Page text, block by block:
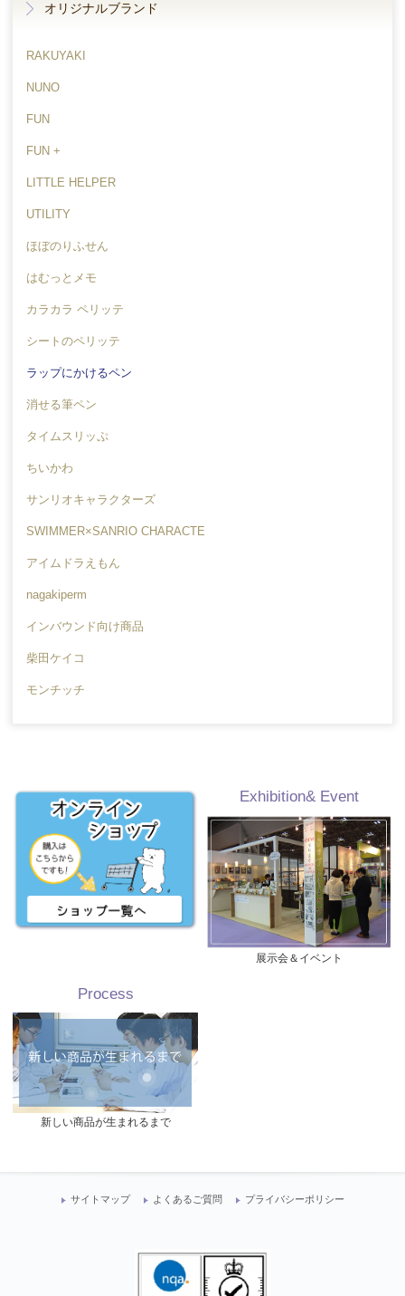
オリジナルブランド
RAKUYAKI
NUNO
FUN
FUN +
LITTLE HELPER
UTILITY
ほぼのりふせん
はむっとメモ
カラカラ ペリッテ
シートのペリッテ
ラップにかけるペン
消せる筆ペン
タイムスリッぷ
ちいかわ
サンリオキャラクターズ
SWIMMER×SANRIO CHARACTE
RSアイムドラえもん
nagakiperm
インバウンド向け商品
柴田ケイコ
モンチッチ
Exhibition& Event
展示会＆イベント
Process
新しい商品が生まれるまで
サイトマップ よくあるご質問 プライバシーポリシー